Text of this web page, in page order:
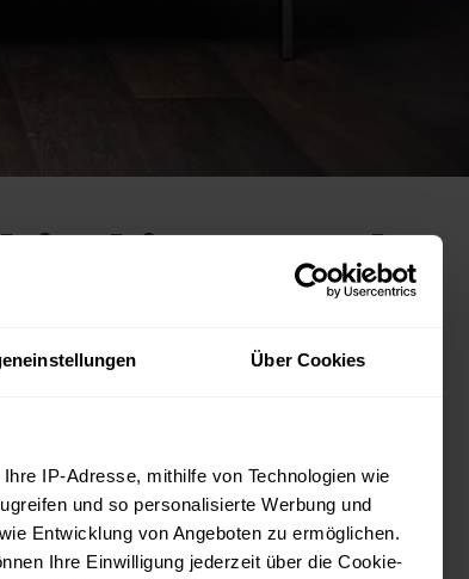
Über Cookies
IP-Adresse, mithilfe von Technologien wie
und so personalisierte Werbung und
Entwicklung von Angeboten zu ermöglichen.
Ihre Einwilligung jederzeit über die Cookie-
im Hotel
Sie unvergessliche und
Abends lange in Erinnerung
achte ich auf viele Details, wie das
up und Styling der Teilnehmer